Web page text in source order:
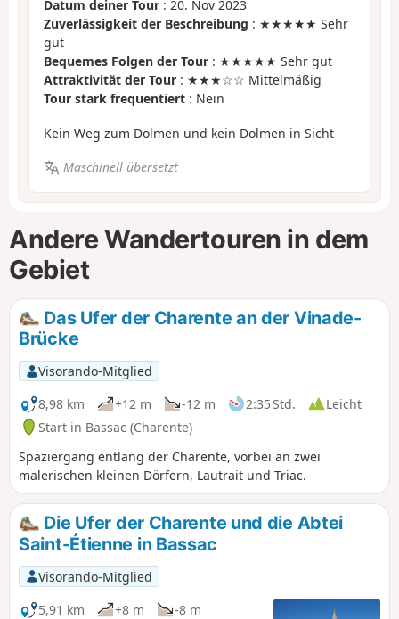
Datum deiner Tour : 20. Nov 2023
Zuverlässigkeit der Beschreibung : ★★★★★ Sehr
gut
Bequemes Folgen der Tour : ★★★★★ Sehr gut
Attraktivität der Tour : ★★★☆☆ Mittelmäßig
Tour stark frequentiert : Nein
Kein Weg zum Dolmen und kein Dolmen in Sicht
Maschinell übersetzt
Andere Wandertouren in dem
Gebiet
Das Ufer der Charente an der Vinade-
Brücke
Visorando-Mitglied
8,98 km
+12 m -12 m 2:35 Std.
Leicht
Start in Bassac (Charente)
Spaziergang entlang der Charente, vorbei an zwei
malerischen kleinen Dörfern, Lautrait und Triac.
Die Ufer der Charente und die Abtei
Saint-Étienne in Bassac
Visorando-Mitglied
5,91 km
+8 m
-8 m